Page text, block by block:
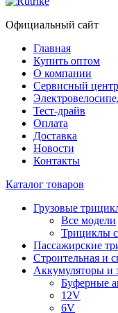
Официальный сайт
Главная
Купить оптом
О компании
Сервисный центр
Тест-драйв
Оплата
Доставка
Новости
Контакты
Каталог товаров
Грузовые
Все модели
Трициклы
Пассажирские
Строительная и
Аккумуляторы и
Буферные
12V
6V